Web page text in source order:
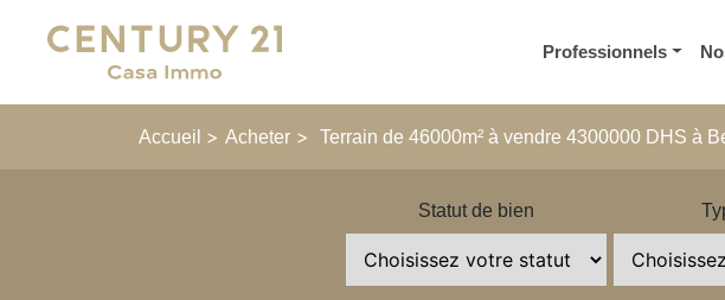
Main Navigation Professionnels
Accueil > Acheter > Terrain de 46000m² à vendre 4300000 DHS à
Statut de bien